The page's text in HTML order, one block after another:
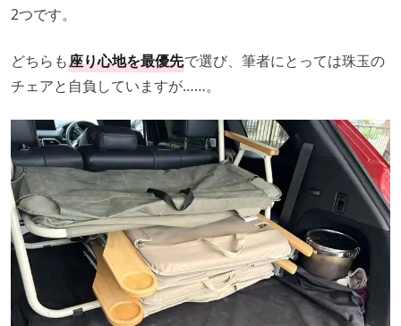
2つです。
どちらも座り心地を最優先で選び、筆者にとっては珠玉の
チェアと自負していますが……。